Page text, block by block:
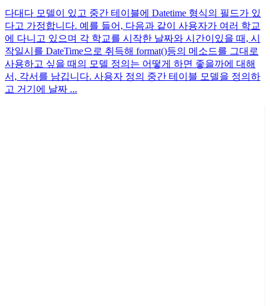
다대다 모델이 있고 중간 테이블에 Datetime 형식의 필드가 있
다고 가정합니다. 예를 들어, 다음과 같이 사용자가 여러 학교
에 다니고 있으며 각 학교를 시작한 날짜와 시간이있을 때, 시
작일시를 DateTime으로 취득해 format()등의 메소드를 그대로
사용하고 싶을 때의 모델 정의는 어떻게 하면 좋을까에 대해
서, 각서를 남깁니다. 사용자 정의 중간 테이블 모델을 정의하
고 거기에 날짜 ...